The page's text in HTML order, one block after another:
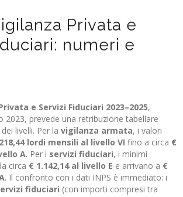
Privata e
numeri e
e Servizi Fiduciari 2023–2025,
2023, prevede una retribuzione tabellare
livelli. Per la vigilanza armata, i valori
lordi mensili al livello VI fino a circa €
A. Per i servizi fiduciari, i minimi
circa € 1.142,14 al livello E e arrivano a €
. Il confronto con i dati INPS è immediato: i
fiduciari (con importi compresi tra